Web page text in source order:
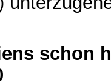
schon